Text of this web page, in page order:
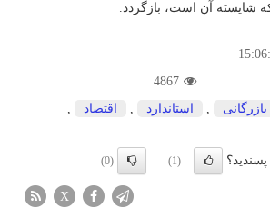
شایسته آن است، بازگردد.
4867
بازرگانی , استاندارد , اقتصاد
,
(1)
(0)
X